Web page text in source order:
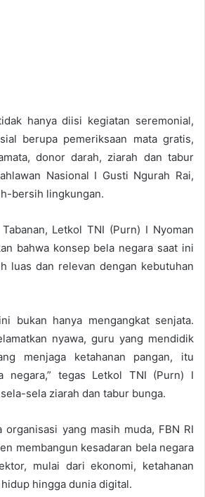
hanya diisi kegiatan seremonial,
berupa pemeriksaan mata gratis,
donor darah, ziarah dan tabur
Nasional I Gusti Ngurah Rai,
bersih lingkungan.
Letkol TNI (Purn) I Nyoman
bahwa konsep bela negara saat ini
luas dan relevan dengan kebutuhan
bukan hanya mengangkat senjata.
nyawa, guru yang mendidik
menjaga ketahanan pangan, itu
negara,” tegas Letkol TNI (Purn) I
sela ziarah dan tabur bunga.
organisasi yang masih muda, FBN RI
membangun kesadaran bela negara
mulai dari ekonomi, ketahanan
hingga dunia digital.